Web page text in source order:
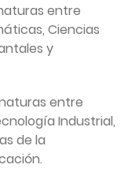
entre
Ciencias
y
entre
Industrial,
de la